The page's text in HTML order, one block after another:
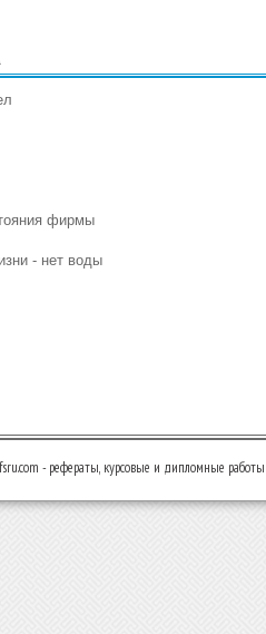
фирмы
- нет воды
- рефераты, курсовые и дипломные работы